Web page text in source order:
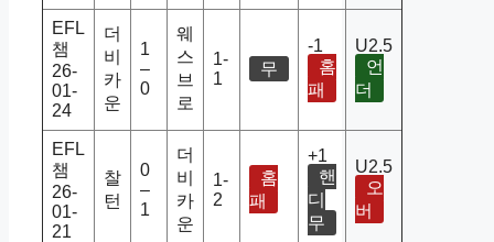
EFL
챔
26-
01-
24
더
비
카
운
1
–
0
웨
스
브
로
1-
1
무
-1
홈
패
U2.5
언
더
EFL
챔
26-
01-
21
찰
턴
0
–
1
더
비
카
운
1-
2
홈
패
+1
핸
디
무
U2.5
오
버